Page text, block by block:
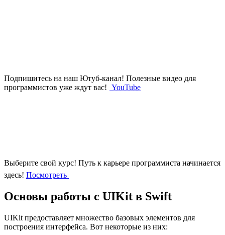
Подпишитесь на наш Ютуб-канал! Полезные видео для
программистов уже ждут вас! YouTube
Выберите свой курс! Путь к карьере программиста начинается
здесь! Посмотреть
Основы работы с UIKit в Swift
UIKit предоставляет множество базовых элементов для
построения интерфейса. Вот некоторые из них: